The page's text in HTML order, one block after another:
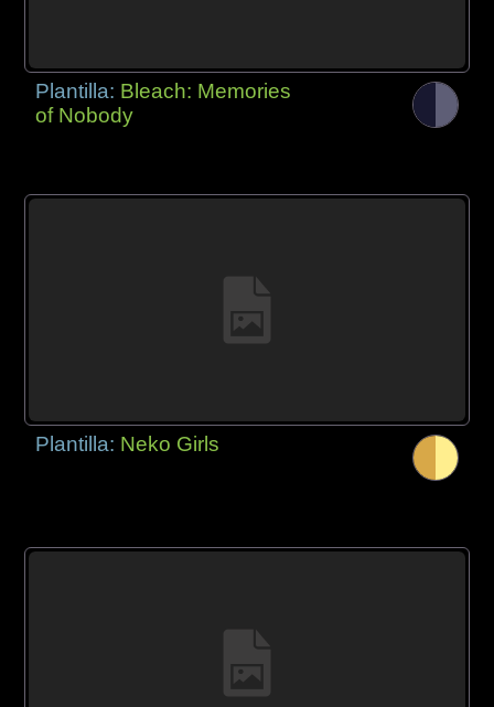
Plantilla: Bleach: Memories
of Nobody
Plantilla: Neko Girls